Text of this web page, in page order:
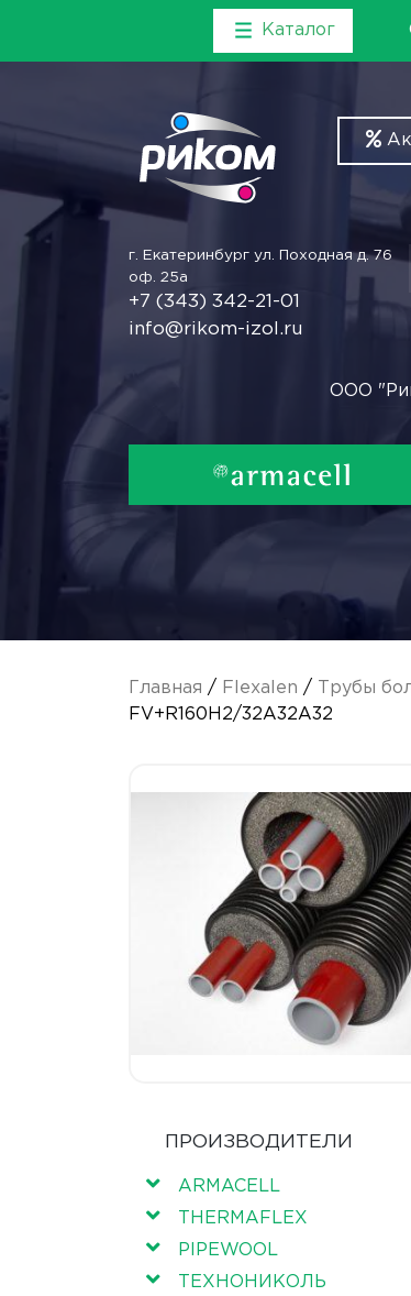
Каталог
г. Екатеринбург ул. Походная д. 76
оф. 25а
+7 (343) 342-21-01
info@rikom-izol.ru
ООО
Главная / Flexalen / Трубы
FV+R160H2/32A32A32
ПРОИЗВОДИТЕЛИ
ARMACELL
THERMAFLEX
PIPEWOOL
ТЕХНОНИКОЛЬ